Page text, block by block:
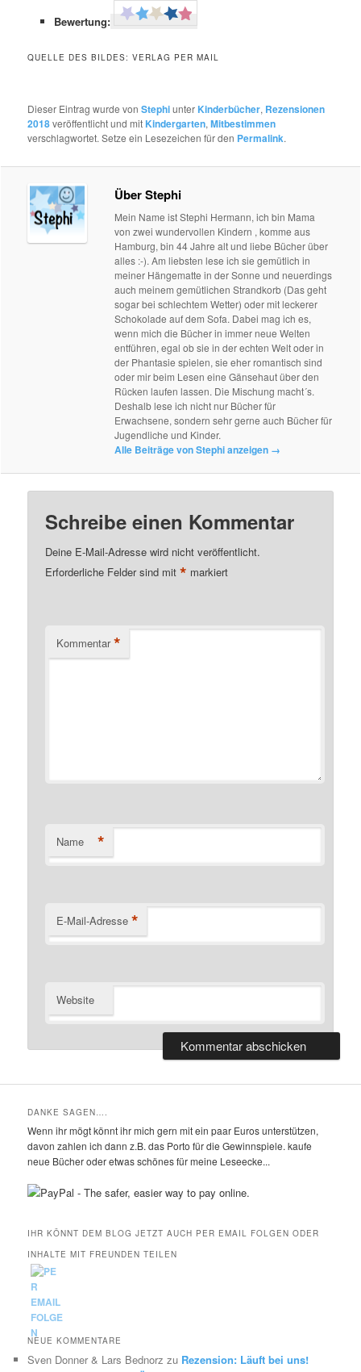
Bewertung:
QUELLE DES BILDES: VERLAG PER MAIL
Dieser Eintrag wurde vonStephiunter Kinderbücher, Rezensionen
2018veröffentlicht und mit Kindergarten,Mitbestimmen
verschlagwortet. Setze ein Lesezeichen für den Permalink.
Über Stephi
Mein Name ist Stephi Hermann, ich bin Mama
von zwei wundervollen Kindern , komme aus
Hamburg, bin 44 Jahre alt und liebe Bücher über
alles :-). Am liebsten lese ich sie gemütlich in
meiner Hängematte in der Sonne und neuerdings
auch meinem gemütlichen Strandkorb (Das geht
sogar bei schlechtem Wetter) oder mit leckerer
Schokolade auf dem Sofa. Dabei mag ich es,
wenn mich die Bücher in immer neue Welten
entführen, egal ob sie in der echten Welt oder in
der Phantasie spielen, sie eher romantisch sind
oder mir beim Lesen eine Gänsehaut über den
Rücken laufen lassen. Die Mischung macht´s.
Deshalb lese ich nicht nur Bücher für
Erwachsene, sondern sehr gerne auch Bücher für
Jugendliche und Kinder.
Alle Beiträge von Stephi anzeigen →
Schreibe einen Kommentar
Deine E-Mail-Adresse wird nicht veröffentlicht.
Erforderliche Felder sind mit* markiert
Kommentar *
Name *
E-Mail-Adresse *
Website
DANKE SAGEN….
Wenn ihr mögt könnt ihr mich gern mit ein paar Euros unterstützen,
davon zahlen ich dann z.B. das Porto für die Gewinnspiele. kaufe
neue Bücher oder etwas schönes für meine Leseecke...
IHR KÖNNT DEM BLOG JETZT AUCH PER EMAIL FOLGEN ODER
INHALTE MIT FREUNDEN TEILEN
NEUE KOMMENTARE
Sven Donner & Lars Bednorz zu Rezension: Läuft bei uns!